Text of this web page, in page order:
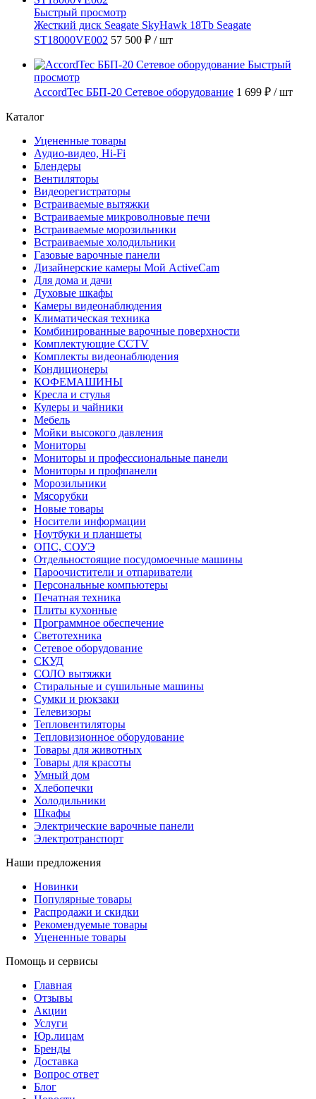
Быстрый просмотр
Жесткий диск Seagate SkyHawk 18Tb Seagate
ST18000VE002 57 500 ₽ / шт
Быстрый
просмотр
AccordTec ББП-20 Сетевое оборудование 1 699 ₽ / шт
Каталог
Уцененные товары
Аудио-видео, Hi-Fi
Блендеры
Вентиляторы
Видеорегистраторы
Встраиваемые вытяжки
Встраиваемые микроволновые печи
Встраиваемые морозильники
Встраиваемые холодильники
Газовые варочные панели
Дизайнерские камеры Мой ActiveCam
Для дома и дачи
Духовые шкафы
Камеры видеонаблюдения
Климатическая техника
Комбинированные варочные поверхности
Комплектующие CCTV
Комплекты видеонаблюдения
Кондиционеры
КОФЕМАШИНЫ
Кресла и стулья
Кулеры и чайники
Мебель
Мойки высокого давления
Мониторы
Мониторы и профессиональные панели
Мониторы и профпанели
Морозильники
Мясорубки
Новые товары
Носители информации
Ноутбуки и планшеты
ОПС, СОУЭ
Отдельностоящие посудомоечные машины
Пароочистители и отпариватели
Персональные компьютеры
Печатная техника
Плиты кухонные
Программное обеспечение
Светотехника
Сетевое оборудование
СКУД
СОЛО вытяжки
Стиральные и сушильные машины
Сумки и рюкзаки
Телевизоры
Тепловентиляторы
Тепловизионное оборудование
Товары для животных
Товары для красоты
Умный дом
Хлебопечки
Холодильники
Шкафы
Электрические варочные панели
Электротранспорт
Наши предложения
Новинки
Популярные товары
Распродажи и скидки
Рекомендуемые товары
Уцененные товары
Помощь и сервисы
Главная
Отзывы
Акции
Услуги
Юр.лицам
Бренды
Доставка
Вопрос ответ
Блог